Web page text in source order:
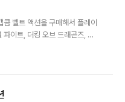
벨트 액션을 구매해서 플레이
이트, 더킹 오브 드래곤즈, 나
렛폼으로 발매가 되었는데요 D
박스는 5,800엔+세금 12월